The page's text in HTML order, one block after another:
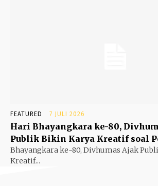
FEATURED 7 JULI 2026
Hari Bhayangkara ke-80,
Publik Bikin Karya Kreatif soal
Bhayangkara ke-80, Divhumas Ajak
Kreatif...